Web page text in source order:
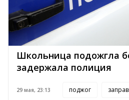
Школьница подожгла
задержала полиция
29 мая, 23:13 поджог